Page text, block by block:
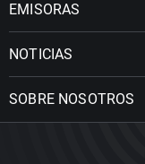
EMISORAS
NOTICIAS
SOBRE NOSOTROS